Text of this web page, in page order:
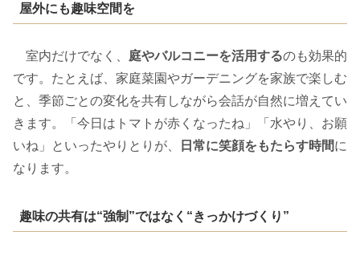
屋外にも趣味空間を
室内だけでなく、 庭やバルコニーを活用するのも効果的
です。たとえば、家庭菜園やガーデニングを家族で楽しむ
と、季節ごとの変化を共有しながら会話が自然に増えてい
きます。「今日はトマトが赤くなったね」「水やり、お願
いね」といったやりとりが、
日常に笑顔をもたらす時間に
なります。
趣味の共有は“強制”ではなく“きっかけづくり”